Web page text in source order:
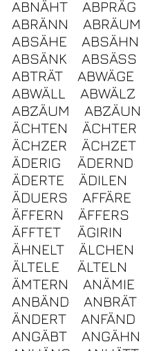
ABNÄHT
ABPRÄG
ABRÄNN
ABRÄUM
ABSÄHE
ABSÄHN
ABSÄNK
ABSÄSS
ABTRÄT
ABWÄGE
ABWÄLL
ABWÄLZ
ABZÄUM
ABZÄUN
ÄCHTEN
ÄCHTER
ÄCHZER
ÄCHZET
ÄDERIG
ÄDERND
ÄDERTE
ÄDILEN
ÄDUERS
AFFÄRE
ÄFFERN
ÄFFERS
ÄFFTET
ÄGIRIN
ÄHNELT
ÄLCHEN
ÄLTELE
ÄLTELN
ÄMTERN
ANÄMIE
ANBÄND
ANBRÄT
ÄNDERT
ANFÄND
ANGÄBT
ANGÄHN